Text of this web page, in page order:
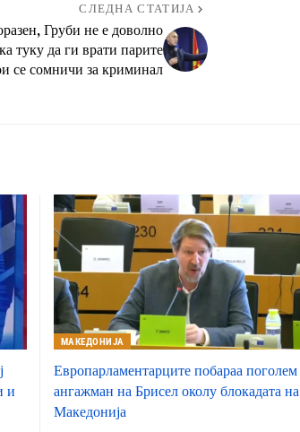
СЛЕДНА СТАТИЈА
Груби не е доволно
туку да ги врати парите
се сомничи за криминал
и
МАКЕДОНИЈА
Европарламентарците побараа поголем
ангажман на Брисел околу блокадата на
Македонија